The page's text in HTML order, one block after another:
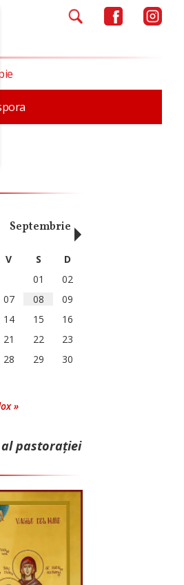
Septembrie Octombrie
V S
D
01
02
07 08
09
14 15
16
21 22
23
28 29
30
»
pastorației